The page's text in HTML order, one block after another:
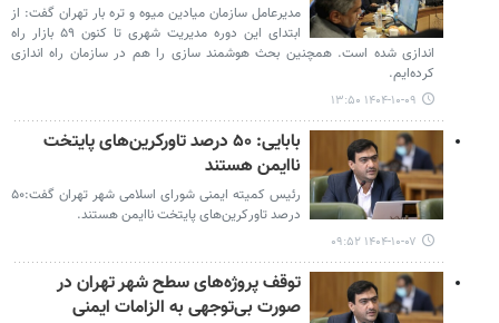
مدیرعامل سازمان میادین میوه و تره بار تهران گفت: از
ابتدای این دوره مدیریت شهری تا کنون ۵۹ بازار راه
اندازی شده است. همچنین بحث هوشمند سازی را هم در سازمان راه اندازی
کرده‌ایم.
۱۴۰۴-۱۰-۰۹ ۱۳:۵۰
بابایی: ۵۰ درصد تاورکرین‌های پایتخت
ناایمن هستند
رئیس کمیته ایمنی شورای اسلامی شهر تهران گفت:۵۰
درصد تاورکرین‌های پایتخت ناایمن هستند.
۱۴۰۴-۱۰-۰۷ ۰۹:۵۲
توقف پروژه‌های سطح شهر تهران در
صورت بی‌توجهی به الزامات ایمنی